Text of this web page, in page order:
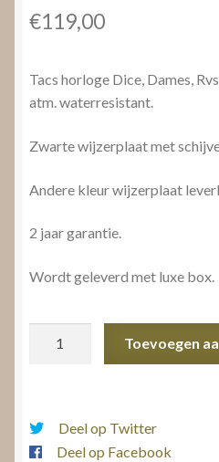
€119,00
Tacs horloge Dice, Dames,
atm. waterresistant.
Zwarte wijzerplaat met
Andere kleur wijzerplaat
2 jaar garantie.
Wordt geleverd met luxe box.
Toevoegen
Deel op Twitter
Deel op Facebook